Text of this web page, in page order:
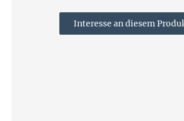
Interesse an diesem